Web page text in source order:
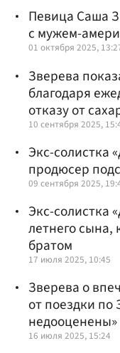
Певица Саша
с мужем-
01 октября 2025,
Зверева
благодаря
отказу от
10 сентября 2025,
Экс-солистка
продюсер
09 сентября 2025,
Экс-солистка
летнего сына,
братом
17 июля 2025, 10:45
Зверева о
от поездки по
недооценены»
16 июля 2025, 15:24